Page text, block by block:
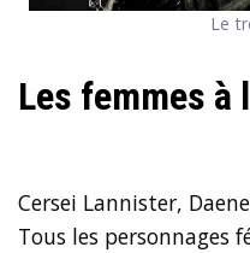
Le
Les femmes à
Cersei Lannister,
Tous les personnages